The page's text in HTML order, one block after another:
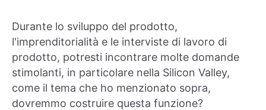
Durante lo sviluppo del prodotto,
l'imprenditorialità e le interviste di lavoro di
prodotto, potresti incontrare molte domande
stimolanti, in particolare nella Silicon Valley,
come il tema che ho menzionato sopra,
dovremmo costruire questa funzione?